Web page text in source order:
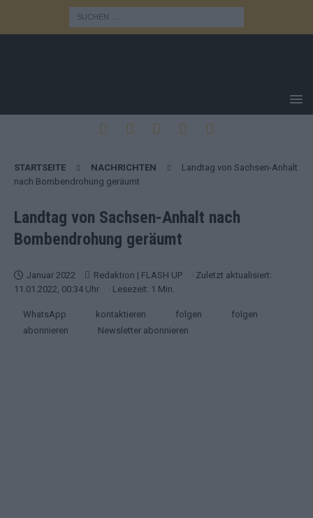
STARTSEITE NACHRICHTEN
Landtag von Sachsen-Anhalt
nach Bombendrohung geräumt
Landtag von Sachsen-Anhalt nach
Bombendrohung geräumt
Januar 2022 Redaktion | FLASH UP
· Zuletzt aktualisiert:
11.01.2022, 00:34 Uhr
· Lesezeit: 1 Min.
WhatsApp kontaktieren folgen
folgen
abonnieren
Newsletter abonnieren